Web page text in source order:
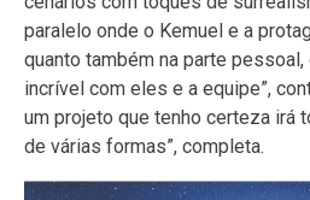
paralelo onde o Kemuel e a
quanto também na parte
incrível com eles e a equipe”,
um projeto que tenho certeza irá
de várias formas”, completa.